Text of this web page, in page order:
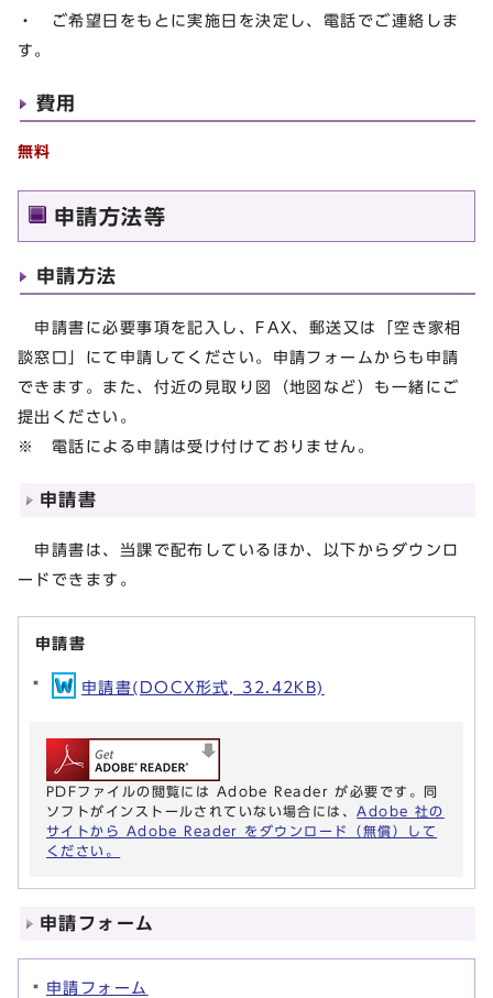
・ ご希望日をもとに実施日を決定し、電話でご連絡しま
す。
費用
無料
申請方法等
申請方法
申請書に必要事項を記入し、FAX、郵送又は「空き家相
談窓口」にて申請してください。申請フォームからも申請
できます。また、付近の見取り図（地図など）も一緒にご
提出ください。
※ 電話による申請は受け付けておりません。
申請書
申請書は、当課で配布しているほか、以下からダウンロ
ードできます。
申請書
申請書(DOCX形式, 32.42KB)
PDFファイルの閲覧には Adobe Reader が必要です。同
ソフトがインストールされていない場合には、 Adobe 社の
サイトから Adobe Reader をダウンロード（無償）して
ください。
申請フォーム
申請フォーム